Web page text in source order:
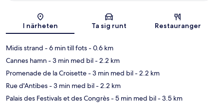
I närheten Ta sig runt Restauranger
Midis strand - 6 min till fots- 0.6 km
Cannes hamn- 3 min med bil- 2.2 km
Promenade de la Croisette- 3 min med bil- 2.2 km
Rue d'Antibes- 3 min med bil- 2.2 km
Palais des Festivals et des Congrès- 5 min med bil- 3.5 km